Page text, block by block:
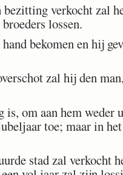
verkocht zal
lossen.
bekomen en hij
zal hij den
is, om aan hem weder
toe; maar in
stad zal verkocht